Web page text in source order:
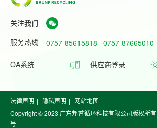
关注我们
服务热线
0757-85615818 0757-87665010
OA系统 供应商登录
Copyright © 2023 广东邦普循环科技有限公司版权所有
号
法律声明 | 隐私声明 | 网站地图